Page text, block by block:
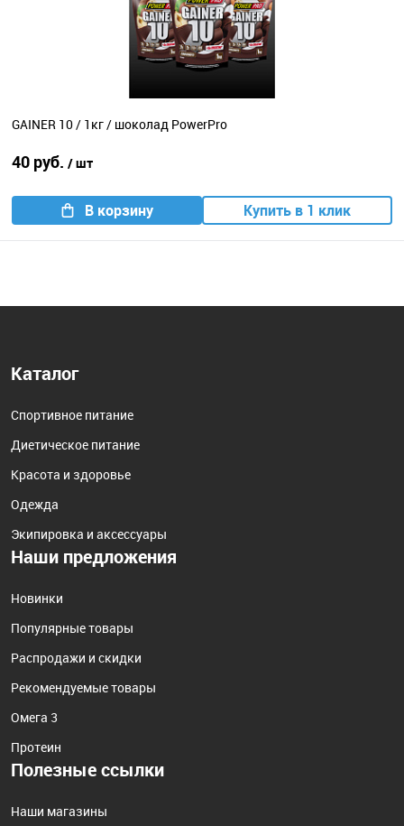
GAINER 10 / 1кг / шоколад PowerPro
40 руб. / шт
В корзину Купить в 1 клик
Каталог
Спортивное питание
Диетическое питание
Красота и здоровье
Одежда
Экипировка и аксессуары
Наши предложения
Новинки
Популярные товары
Распродажи и скидки
Рекомендуемые товары
Омега 3
Протеин
Полезные ссылки
Наши магазины